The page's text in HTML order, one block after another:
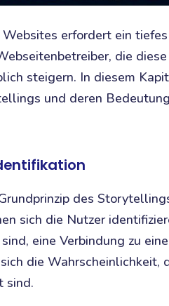
erfordert ein
die
steigern. In diesem
und deren
des
sich die Nutzer
eine Verbindung zu
die Wahrscheinlichkeit,
sind.